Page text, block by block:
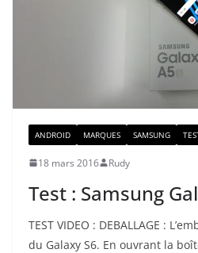
ANDROID MARQUES SAMSUNG
18 mars 2016 Rudy
Test : Samsung
TEST VIDEO : DEBALLAGE :
du Galaxy S6. En ouvrant la